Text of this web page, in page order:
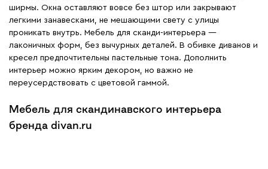
ширмы. Окна оставляют вовсе без штор или закрывают
легкими занавесками, не мешающими свету с улицы
проникать внутрь. Мебель для сканди-интерьера —
лаконичных форм, без вычурных деталей. В обивке диванов и
кресел предпочтительны пастельные тона. Дополнить
интерьер можно ярким декором, но важно не
переусердствовать с цветовой гаммой.
Мебель для скандинавского интерьера
бренда divan.ru